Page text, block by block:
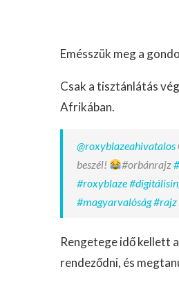
Emésszük meg a
Csak a tisztánlátás
Afrikában.
@roxyblazeahivatalos
beszél!
#orbánrajz
#roxyblaze
#magyarvalóság#rajz
Rengetege idő kellett
rendeződni, és